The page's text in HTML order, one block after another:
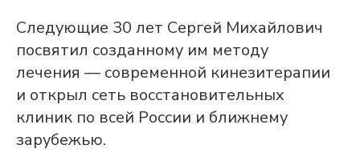
Следующие 30 лет Сергей Михайлович
посвятил созданному им методу
лечения — современной кинезитерапии
и открыл сеть восстановительных
клиник по всей России и ближнему
зарубежью.
Головные боли, головокружения,
шум в ушах, энцефалопатия
Остеохондроз, нарушение
чувствительности в конечностях,
остеопороз
позвоночника и костей таза